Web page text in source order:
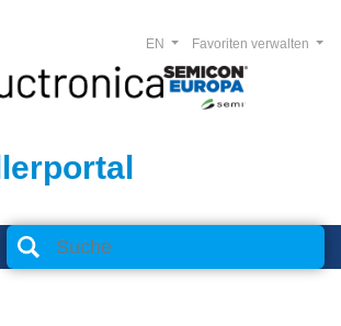
Favoriten verwalten
EN